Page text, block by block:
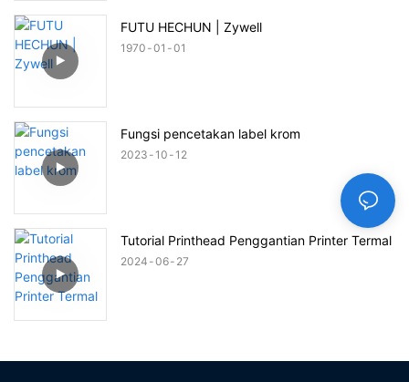
FUTU HECHUN | Zywell
1970 01 01
Fungsi pencetakan label krom
2023 10 12
Tutorial Printhead Penggantian Printer Termal
2024 06 27